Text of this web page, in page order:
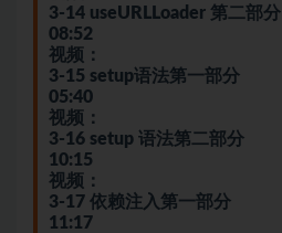
3-14 useURLLoader 第二部分
08:52
视频：
3-15 setup语法第一部分
05:40
视频：
3-16 setup 语法第二部分
10:15
视频：
3-17 依赖注入第一部分
11:17